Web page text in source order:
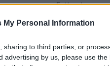
My Personal Information
sharing to third parties, or
advertising by us, please use
Fatturato
DI LUCCIO